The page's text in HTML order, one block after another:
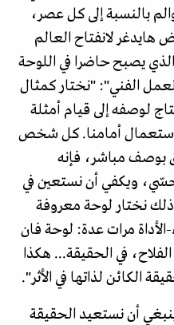
بالنسبة إلى كل عصر،
لانفتاح العالم
يصبح حاضرا في اللوحة
الفني": "نختار كمثال
لوصفه إلى قيام أمثلة
أمامنا. كل شخص
بوصف مباشر، فإنه
ويكفي أن نستعين في
نختار لوحة معروفة
مرات عدة: لوحة فان
في الحقيقة... هكذا
الكائن لذاتها في الأثر".
أن نستعيد الحقيقة